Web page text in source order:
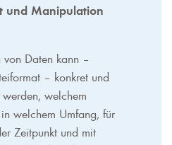
und Manipulation
Daten kann –
– konkret und
welchem
welchem Umfang, für
Zeitpunkt und mit